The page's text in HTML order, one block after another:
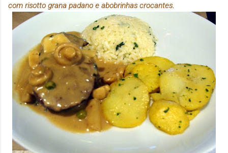
com risotto grana padano e abobrinhas crocantes.